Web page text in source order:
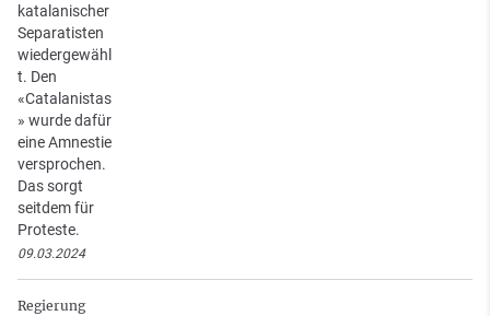
katalanischer
Separatisten
wiedergewähl
t. Den
«Catalanistas
» wurde dafür
eine Amnestie
versprochen.
Das sorgt
seitdem für
Proteste.
09.03.2024
Regierung